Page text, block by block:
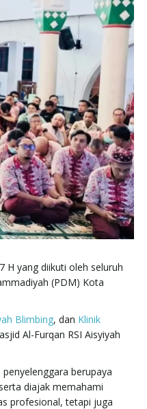
H yang diikuti oleh seluruh
(PDM) Kota
Blimbing, dan Klinik
Al-Furqan RSI Aisyiyah
berupaya
diajak memahami
profesional, tetapi juga